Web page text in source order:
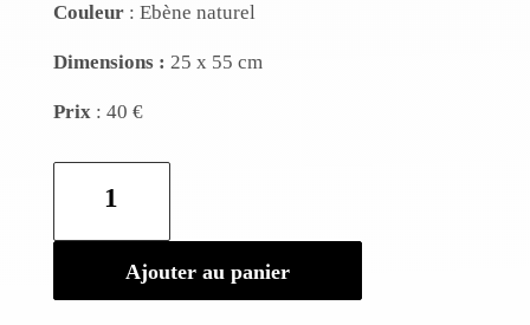
Couleur: Ebène naturel
Dimensions : 25 x 55 cm
Prix: 40 €
Coussin
chanvre
Ajouter au panier